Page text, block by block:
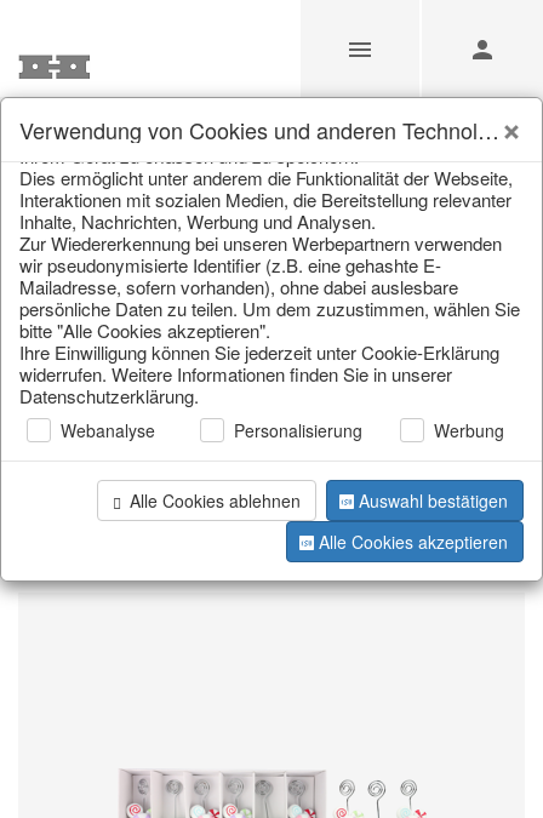
Unsere Produkte für
Händler
Home/Unsere Produkte für Händler/Home & Interieur
Küche & Gedeckter Tisch
Seite 1 von 731 Artikel
Verwendung von Cookies und anderen Technologien
Technologien (im Folgenden: Cookies), um Informationen von
Ihrem Gerät zu erfassen und zu speichern.
Dies ermöglicht unter anderem die Funktionalität der Webseite,
Interaktionen mit sozialen Medien, die Bereitstellung relevanter
Inhalte, Nachrichten, Werbung und Analysen.
Zur Wiedererkennung bei unseren Werbepartnern verwenden
wir pseudonymisierte Identifier (z.B. eine gehashte E-
Mailadresse, sofern vorhanden), ohne dabei auslesbare
persönliche Daten zu teilen. Um dem zuzustimmen, wählen Sie
bitte "Alle Cookies akzeptieren".
Ihre Einwilligung können Sie jederzeit unter Cookie-Erklärung
widerrufen. Weitere Informationen finden Sie in unserer
Datenschutzerklärung.
Webanalyse Personalisierung Werbung
Alle Cookies ablehnen
Auswahl bestätigen
Alle Cookies akzeptieren